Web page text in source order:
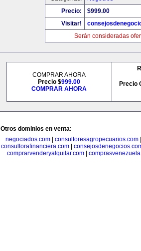
Precio:
$999.00
Visitar!
Serán consideradas
COMPRAR AHORA
Precio $999.00
COMPRAR AHORA
Precio
Otros dominios en venta:
negociados.com
consultoresagropecuarios.com
consultorafinanciera.com|
comprarvenderyalquilar.com|